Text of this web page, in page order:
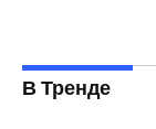
В Тренде